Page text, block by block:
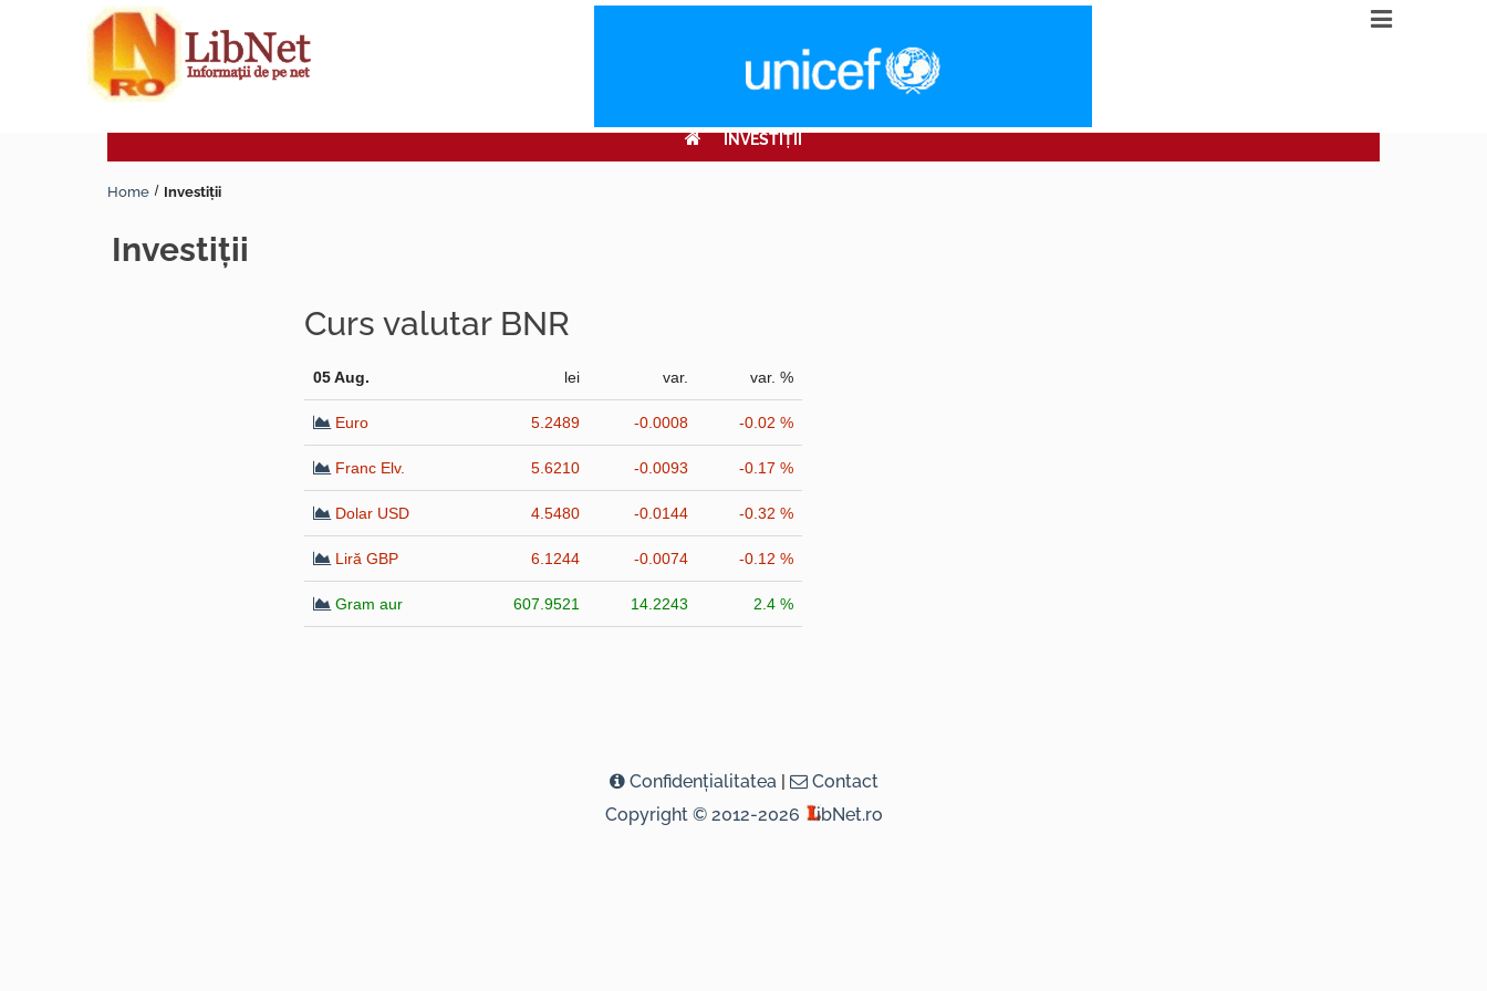
INVESTIŢII
Home Investiţii
investiţii
Curs valutar BNR
05 Aug. lei var. var. %
Euro 5.2489 -0.0008 -0.02 %
Franc Elv. 5.6210 -0.0093 -0.17 %
Dolar USD 4.5480 -0.0144 -0.32 %
Liră GBP 6.1244 -0.0074 -0.12 %
Gram aur 607.9521 14.2243 2.4 %
Confidenţialitatea |
Contact
Copyright © 2012-2026
ibNet.ro